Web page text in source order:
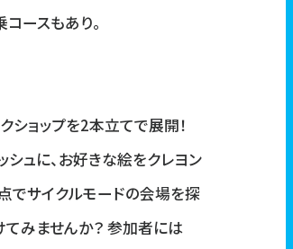
ースもあり。
ショップを2本立てで展開！
シュに、お好きな絵をクレヨン
点でサイクルモードの会場を探
てみませんか？ 参加者には